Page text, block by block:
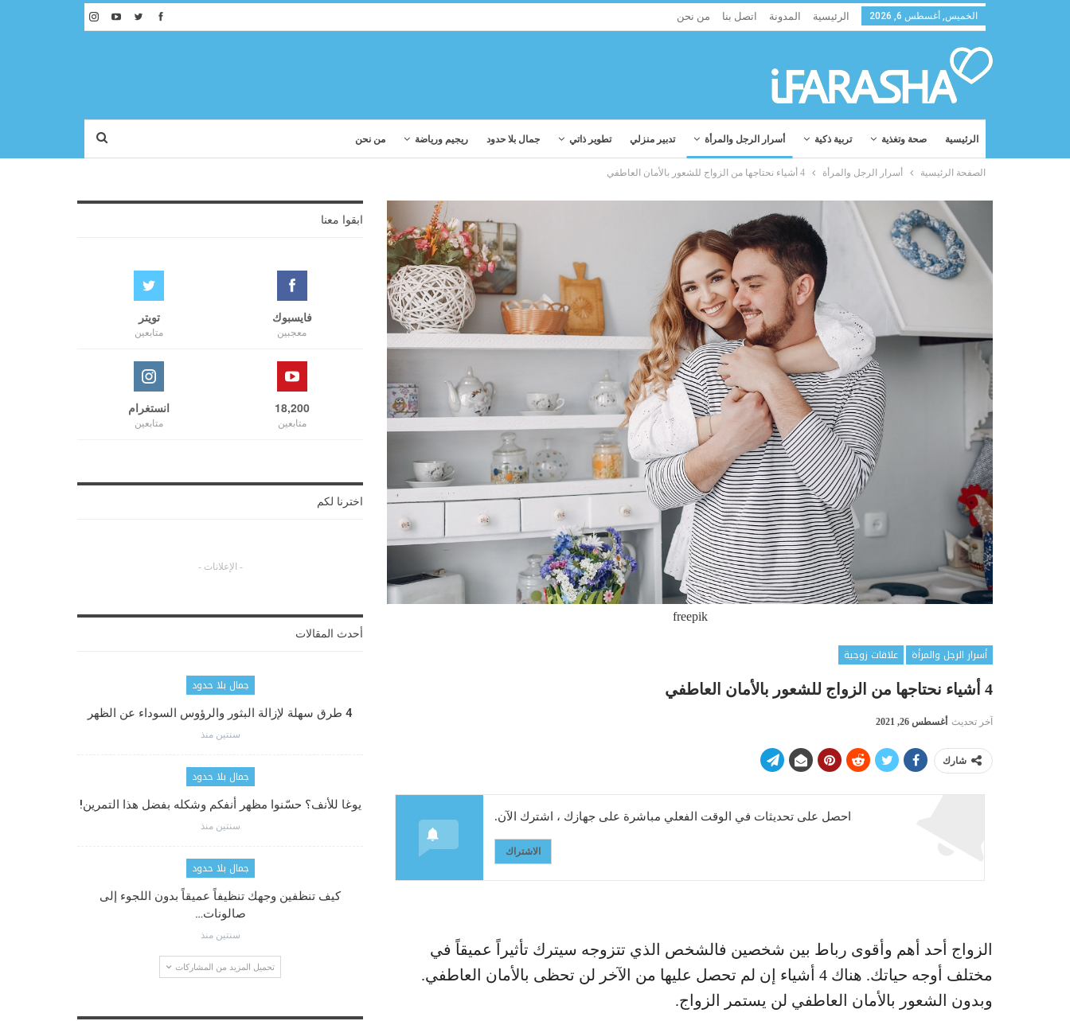
الخميس, أغسطس 6, 2026 الرئيسية المدونة اتصل بنا من نحن
الرئيسية صحة وتغذية تربية ذكية أسرار الرجل والمرأة تدبير منزلي تطوير ذاتي جمال بلا حدود ريجيم ورياضة من نحن
الصفحة الرئيسية أسرار الرجل والمرأة 4 أشياء نحتاجها من الزواج للشعور بالأمان العاطفي
freepik
أسرار الرجل والمرأة
علاقات زوجية
4 أشياء نحتاجها من الزواج للشعور بالأمان العاطفي
آخر تحديث أغسطس 26, 2021
شارك
احصل على تحديثات في الوقت الفعلي مباشرة على جهازك ، اشترك الآن.
الاشتراك
الزواج أحد أهم وأقوى رباط بين شخصين فالشخص الذي تتزوجه سيترك تأثيراً عميقاً في
مختلف أوجه حياتك. هناك 4 أشياء إن لم تحصل عليها من الآخر لن تحظى بالأمان العاطفي.
وبدون الشعور بالأمان العاطفي لن يستمر الزواج.
ابقوا معنا
فايسبوك
معجبين
تويتر
متابعين
18,200
متابعين
انستغرام
متابعين
اخترنا لكم
- الإعلانات -
أحدث المقالات
جمال بلا حدود
4 طرق سهلة لإزالة البثور والرؤوس السوداء عن الظهر
سنتين منذ
جمال بلا حدود
يوغا للأنف؟ حسّنوا مظهر أنفكم وشكله بفضل هذا التمرين!
سنتين منذ
جمال بلا حدود
كيف تنظفين وجهك تنظيفاً عميقاً بدون اللجوء إلى
صالونات…
سنتين منذ
تحميل المزيد من المشاركات